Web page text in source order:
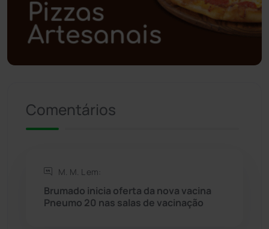
Polícia Militar (27)
Política
Riacho de Santana
Rio do Antônio
Rio do Pires
Comentários
M. M. L em:
Brumado inicia oferta da nova vacina
Pneumo 20 nas salas de vacinação